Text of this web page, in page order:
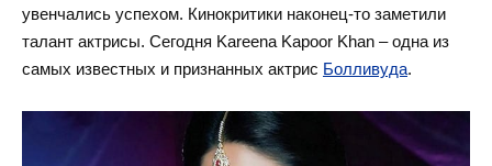
увенчались успехом. Кинокритики наконец-то заметили
талант актрисы. Сегодня Kareena Kapoor Khan – одна из
самых известных и признанных актрис Болливуда.